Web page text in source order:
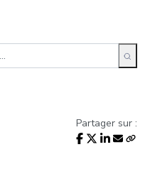
Partager sur :